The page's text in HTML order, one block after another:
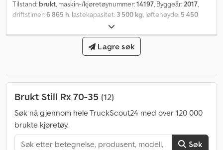
Tilstand: brukt, maskin-/kjøretøynummer:14197, Byggeår:2017,
driftstimer:6 865 h, lastekapasitet: 3 500 kg, løftehøyde: 5 450
, byggehøyde:
dekkdimensjon:23x9-10, bakdekkstørrelse:21x8-9, totalvekt:4 811
Lagre søk
Brukt Still Rx 70-35 (12)
Søk nå gjennom hele TruckScout24 med over 120 000
brukte kjøretøy.
Søk